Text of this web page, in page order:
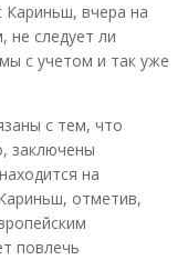
вчера на
не следует ли
с учетом и так уже
с тем, что
заключены
на
отметив,
повлечь